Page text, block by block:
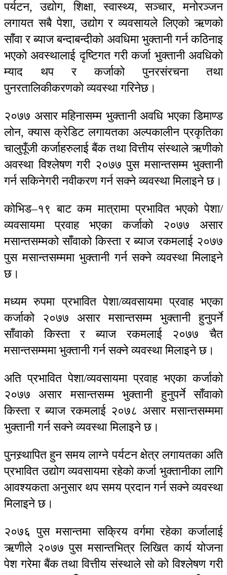
पर्यटन, उद्योग, शिक्षा, स्वास्थ्य, सञ्चार, मनोरञ्जन
लगायत सबै पेशा, उद्योग र व्यवसायले लिएको ऋणको
साँवा र ब्याज बन्दाबन्दीको अवधिमा भुक्तानी गर्न कठिनाइ
भएको अवस्थालाई दृष्टिगत गरी कर्जा भुक्तानी अवधिको
म्याद थप र कर्जाको पुनरसंरचना तथा
पुनरतालिकीकरणको व्यवस्था गरिनेछ।
२०७७ असार महिनासम्म भुक्तानी अवधि भएका डिमाण्ड
लोन, क्यास क्रेडिट लगायतका अल्पकालीन प्रकृतिका
चालुपूँजी कर्जाहरुलाई बैंक तथा वित्तीय संस्थाले ऋणीको
अवस्था विश्लेषण गरी २०७७ पुस मसान्तसम्म भुक्तानी
गर्न सकिनेगरी नवीकरण गर्न सक्ने व्यवस्था मिलाइने छ।
कोभिड–१९ बाट कम मात्रामा प्रभावित भएको पेशा/
व्यवसायमा प्रवाह भएका कर्जाको २०७७ असार
मसान्तसम्मको साँवाको किस्ता र ब्याज रकमलाई २०७७
पुस मसान्तसम्ममा भुक्तानी गर्न सक्ने व्यवस्था मिलाइने
छ।
मध्यम रुपमा प्रभावित पेशा/व्यवसायमा प्रवाह भएका
कर्जाको २०७७ असार मसान्तसम्म भुक्तानी हुनुपर्ने
साँवाको किस्ता र ब्याज रकमलाई २०७७ चैत
मसान्तसम्ममा भुक्तानी गर्न सक्ने व्यवस्था मिलाइने छ।
अति प्रभावित पेशा/व्यवसायमा प्रवाह भएका कर्जाको
२०७७ असार मसान्तसम्म भुक्तानी हुनुपर्ने साँवाको
किस्ता र ब्याज रकमलाई २०७८ असार मसान्तसम्ममा
भुक्तानी गर्न सक्ने व्यवस्था मिलाइने छ।
पुनस्र्थापित हुन समय लाग्ने पर्यटन क्षेत्र लगायतका अति
प्रभावित उद्योग व्यवसायमा रहेको कर्जा भुक्तानीका लागि
आवश्यकता अनुसार थप समय प्रदान गर्न सक्ने व्यवस्था
मिलाइने छ।
२०७६ पुस मसान्तमा सक्रिय वर्गमा रहेका कर्जालाई
ऋणीले २०७७ पुस मसान्तभित्र लिखित कार्य योजना
पेश गरेमा बैंक तथा वित्तीय संस्थाले सो को विश्लेषण गरी